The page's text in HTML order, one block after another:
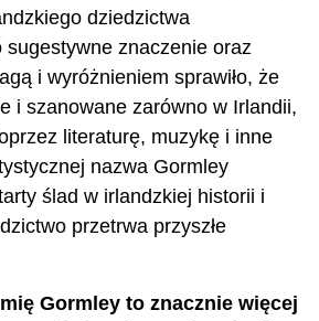
dziedzictwa
sugestywne znaczenie oraz
i wyróżnieniem sprawiło, że
i szanowane zarówno w Irlandii,
literaturę, muzykę i inne
nazwa Gormley
ślad w irlandzkiej historii i
przetrwa przyszłe
Gormley to znacznie więcej